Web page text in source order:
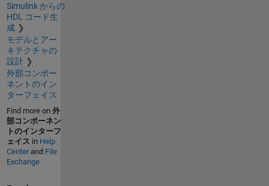
Simulink からの
HDL コード生
成
モデルとアー
キテクチャの
設計
外部コンポー
ネントのイン
ターフェイス
Find more on 外
部コンポーネン
トのインターフ
ェイス in Help
Centerand File
Exchange